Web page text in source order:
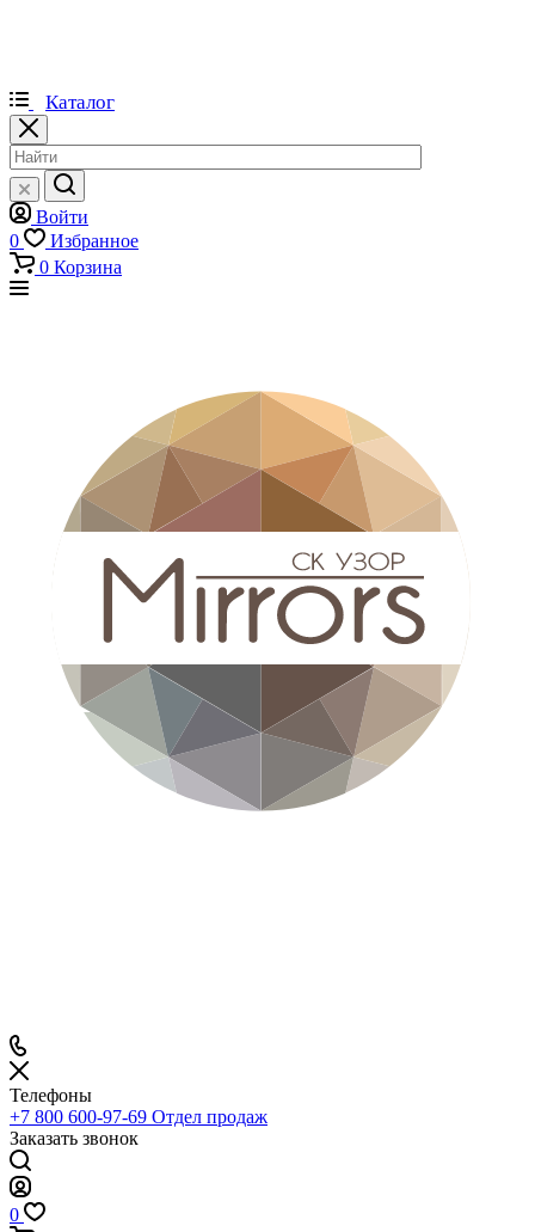
Каталог
Войти
0
Избранное
0 Корзина
Телефоны
+7 800 600-97-69 Отдел продаж
Заказать звонок
0